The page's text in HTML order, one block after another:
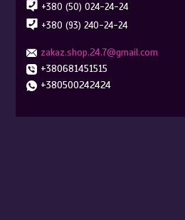
+380 (50) 024-24-24
+380 (93) 240-24-24
zakaz.shop.24.7@gmail.com
+380681451515
+380500242424